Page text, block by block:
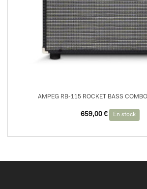
AMPEG RB-115 ROCKET BASS
659,00 € En stock